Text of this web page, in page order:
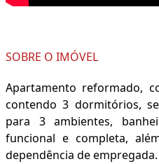
SOBRE O IMÓVEL
Apartamento reformado,
contendo 3 dormitórios,
para 3 ambientes,
funcional e completa,
dependência de empregada.